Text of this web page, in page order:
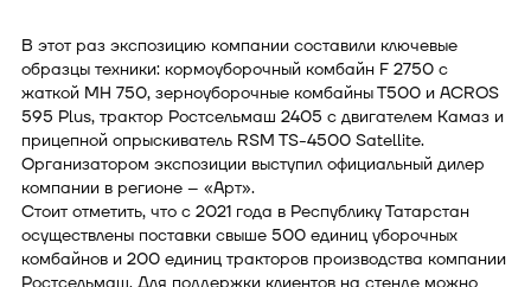
В этот раз экспозицию компании составили ключевые
образцы техники: кормоуборочный комбайн F 2750 с
жаткой MH 750, зерноуборочные комбайны Т500 и ACROS
595 Plus, трактор Ростсельмаш 2405 с двигателем Камаз и
прицепной опрыскиватель RSM TS-4500 Satellite.
Организатором экспозиции выступил официальный дилер
компании в регионе – «Арт».
Стоит отметить, что с 2021 года в Республику Татарстан
осуществлены поставки свыше 500 единиц уборочных
комбайнов и 200 единиц тракторов производства компании